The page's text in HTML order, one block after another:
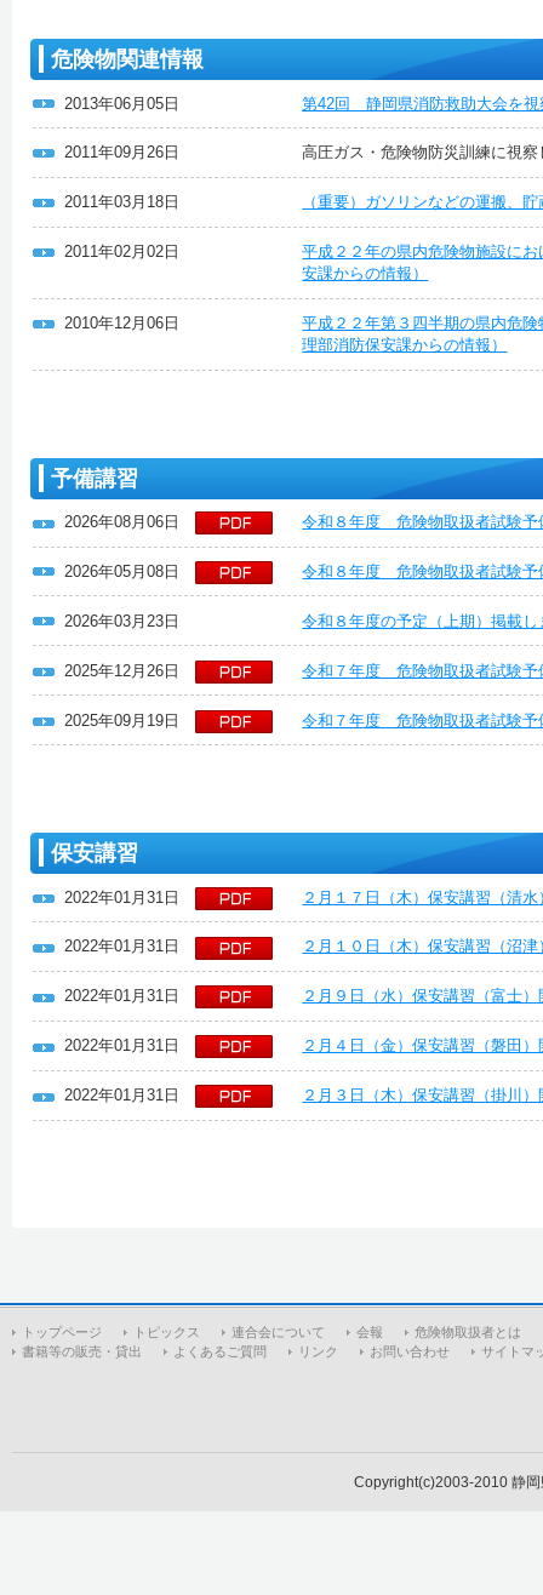
危険物関連情報
2013年06月05日 第42回 静岡県消防救助大会を視
2011年09月26日 高圧ガス・危険物防災訓練に視察
2011年03月18日 （重要）ガソリンなどの運搬、
2011年02月02日
平成２２年の県内危険物施設に
安課からの情報）
2010年12月06日
平成２２年第３四半期の県内危
理部消防保安課からの情報）
予備講習
2026年08月06日 令和８年度 危険物取扱者試験
2026年05月08日 令和８年度 危険物取扱者試験
2026年03月23日 令和８年度の予定（上期）掲載し
2025年12月26日 令和７年度 危険物取扱者試験
2025年09月19日 令和７年度 危険物取扱者試験
保安講習
2022年01月31日 ２月１７日（木）保安講習（清
2022年01月31日 ２月１０日（木）保安講習（沼
2022年01月31日 ２月９日（水）保安講習（富士
2022年01月31日 ２月４日（金）保安講習（磐田
2022年01月31日 ２月３日（木）保安講習（掛川
トップページ トピックス 連合会について 会報
危険物取扱者とは
書籍等の販売・貸出
よくあるご質問 リンク お問い合わせ サイトマ
Copyright(c)2003-2010 静